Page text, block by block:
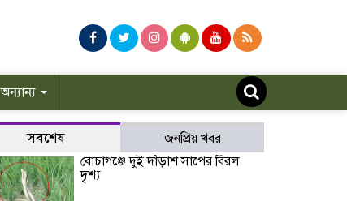
অন্যান্য
সবশেষ
জনপ্রিয় খবর
বোচাগঞ্জে দুই দাঁড়াশ সাপের বিরল
দৃশ্য